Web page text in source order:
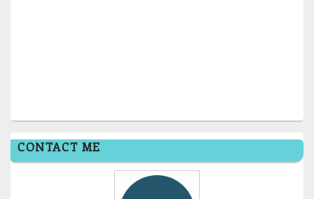
CONTACT ME